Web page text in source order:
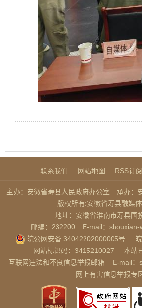
联系我们 网站地图 RSS订阅
主办：安徽省寿县人民政府办公室
承办：
版权所有:安徽省寿县融媒
地址：安徽省淮南市寿县国
邮编：232200
E-mail：shouxian-
皖公网安备 34042202000005号
网站标识码：3415210027
本站
互联网违法和不良信息举报邮箱
E-mail：
网上有害信息举报专